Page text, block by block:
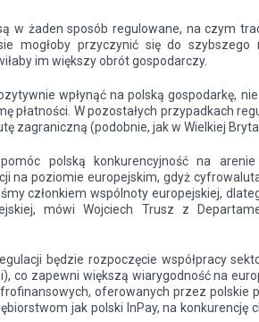
w żaden sposób regulowane, na czym
mogłoby przyczynić się do szybszego
im większy obrót gospodarczy.
wpłynąć na polską gospodarkę,
płatności. W pozostałych przypadkach
zagraniczną (podobnie, jak w Wielkiej
polską konkurencyjność na
na poziomie europejskim, gdyż
członkiem wspólnoty europejskiej,
mówi Wojciech Trusz z
będzie rozpoczęcie współpracy
co zapewni większą wiarygodność na
oferowanych przez polskie
jak polski InPay, na konkurencję